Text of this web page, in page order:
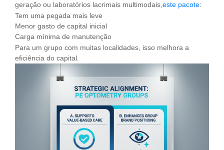
geração ou laboratórios lacrimais multimodais, este pacote:
Tem uma pegada mais leve
Menor gasto de capital inicial
Carga mínima de manutenção
Para um grupo com muitas localidades, isso melhora a
eficiência do capital.